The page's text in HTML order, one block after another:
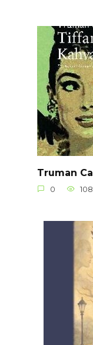
Truman
0 108